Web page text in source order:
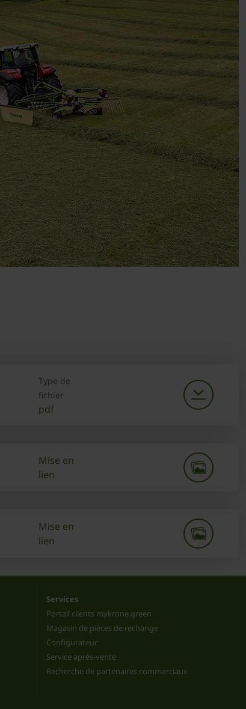
Type de
fichier
pdf
Mise en
lien
Mise en
lien
Services
Portail clients mykrone.green
Magasin de pièces de rechange
Configurateur
Service après-vente
Recherche de partenaires commerciaux